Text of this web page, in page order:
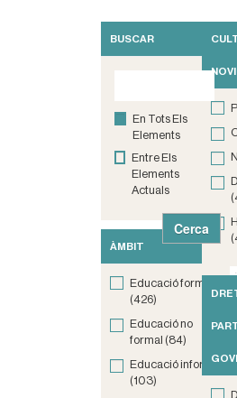
10
elements
següents
BUSCAR
En Tots Els
Elements
Entre Els
Elements
Actuals
ÀMBIT
Educació formal
(426)
Educació no
formal (84)
Educació informal
(103)